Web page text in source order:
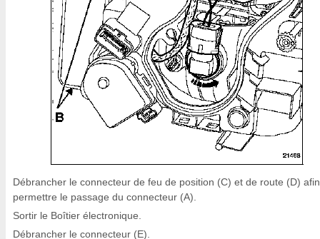
Débrancher le connecteur de feu de position (C) et de route (D)
permettre le passage du connecteur (A).
Sortir le Boîtier électronique.
Débrancher le connecteur (E).